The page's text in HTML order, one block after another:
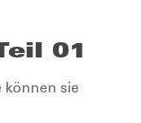
01
können sie